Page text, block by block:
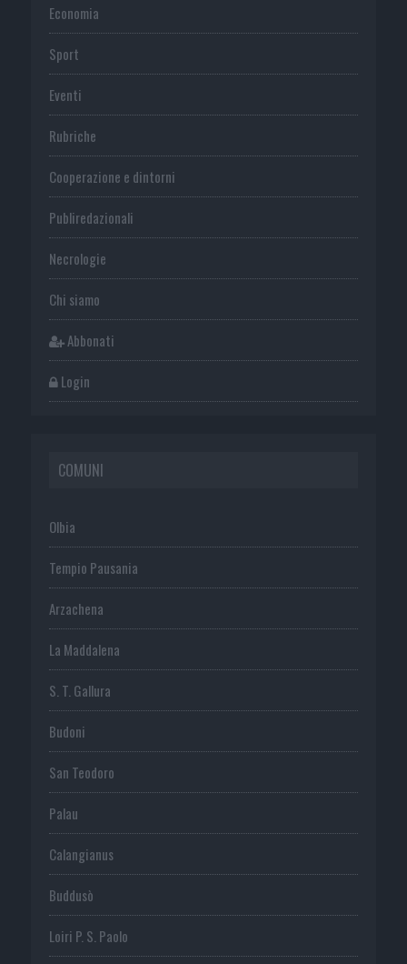
Economia
Sport
Eventi
Rubriche
Cooperazione e dintorni
Publiredazionali
Necrologie
Chi siamo
Abbonati
Login
COMUNI
Olbia
Tempio Pausania
Arzachena
La Maddalena
S. T. Gallura
Budoni
San Teodoro
Palau
Calangianus
Buddusò
Loiri P. S. Paolo